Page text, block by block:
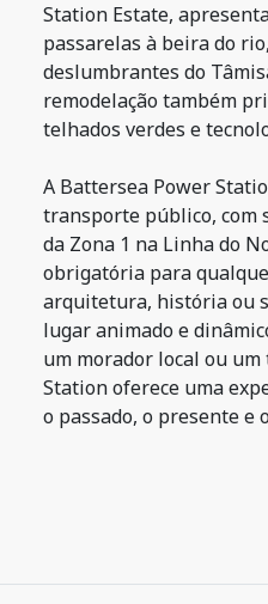
Station Estate,
passarelas à beira do
deslumbrantes do
remodelação também
telhados verdes e
A Battersea Power
transporte público, com
da Zona 1 na Linha do
obrigatória para
arquitetura, história ou
lugar animado e
um morador local ou
Station oferece uma
o passado, o presente e